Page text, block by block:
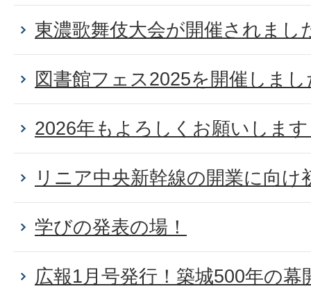
東濃歌舞伎大会が開催されまし
図書館フェス2025を開催しまし
2026年もよろしくお願いしま
リニア中央新幹線の開業に向け
学びの発表の場！
広報1月号発行！築城500年の幕